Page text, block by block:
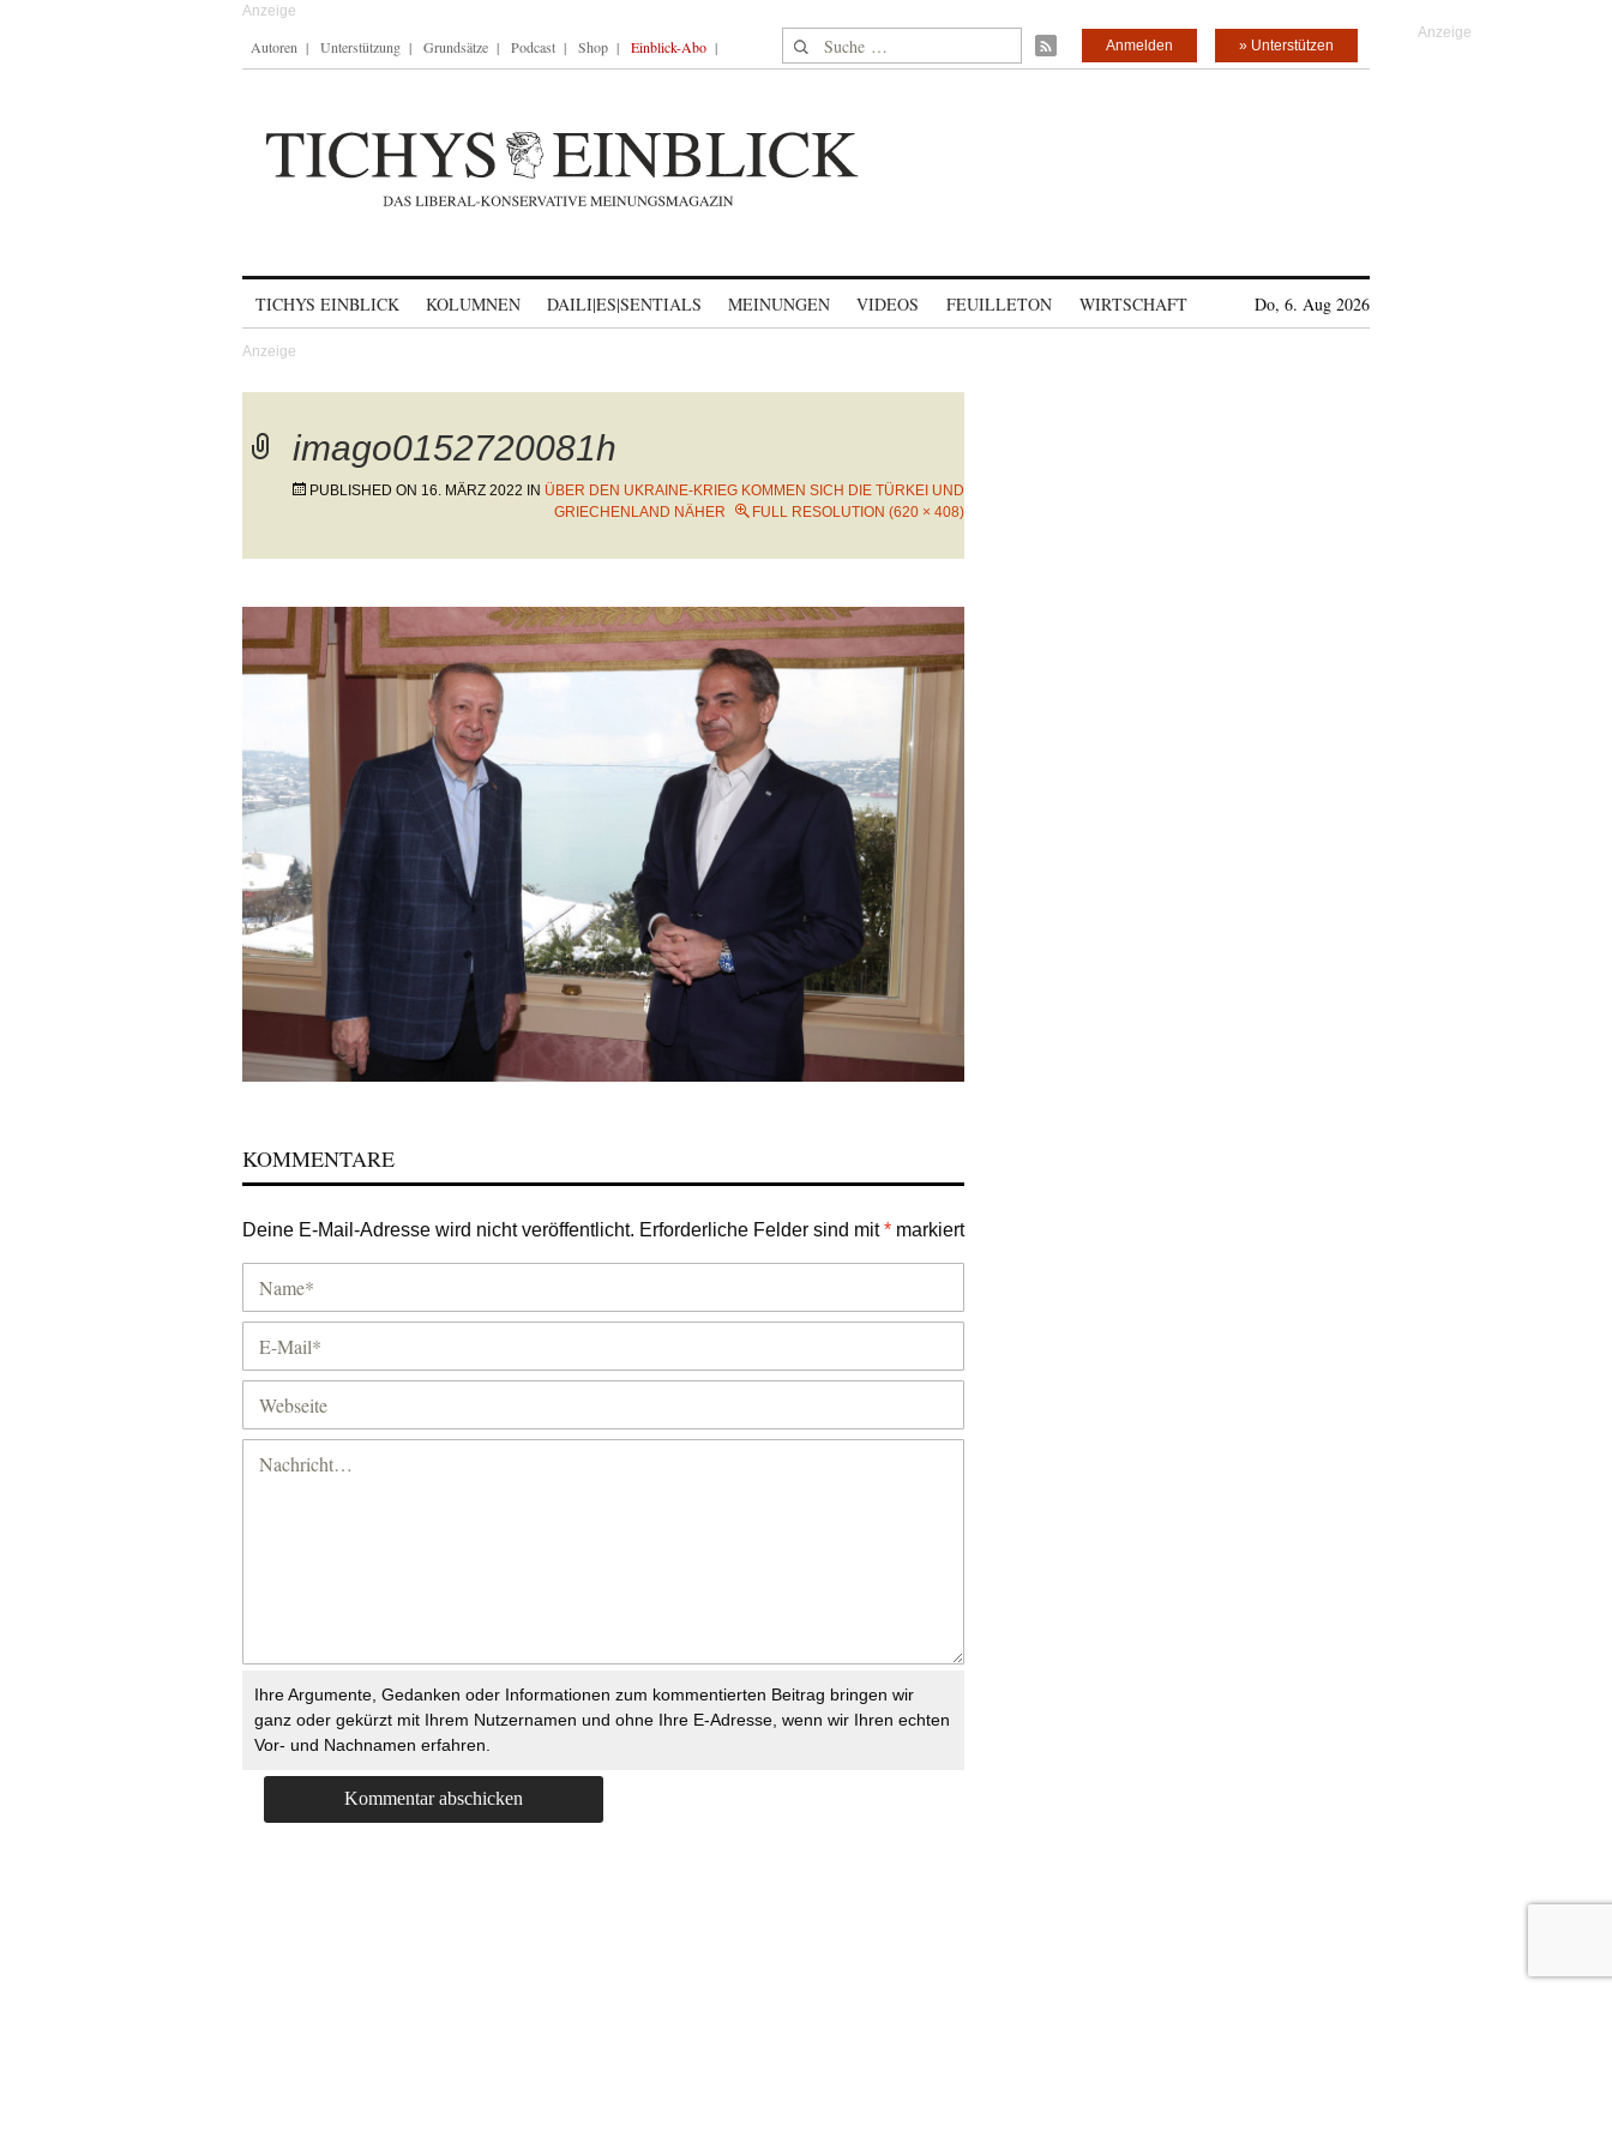
Autoren Unterstützung Grundsätze Podcast Shop Einblick-Abo Suche nach: » Unterstützen
Anmelden
TICHYS EINBLICK KOLUMNEN DAILI|ES|SENTIALS MEINUNGEN VIDEOS FEUILLETON WIRTSCHAFT Do, 6. Aug 2026
imago0152720081h
PUBLISHED ON 16. MÄRZ 2022 IN ÜBER DEN UKRAINE-KRIEG KOMMEN SICH DIE TÜRKEI UND
GRIECHENLAND NÄHER
FULL RESOLUTION (620 × 408)
KOMMENTARE
Deine E-Mail-Adresse wird nicht veröffentlicht. Erforderliche Felder sind mit* markiert
Ihre Argumente, Gedanken oder Informationen zum kommentierten Beitrag bringen wir
ganz oder gekürzt mit Ihrem Nutzernamen und ohne Ihre E-Adresse, wenn wir Ihren echten
Vor- und Nachnamen erfahren.